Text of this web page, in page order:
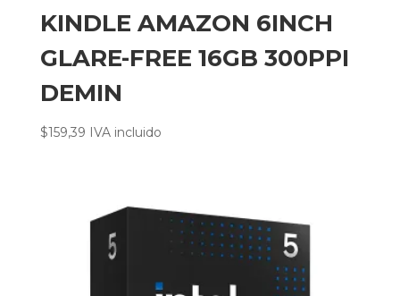
KINDLE AMAZON 6INCH
GLARE-FREE 16GB 300PPI
DEMIN
$159,39 IVA incluido